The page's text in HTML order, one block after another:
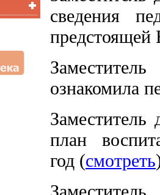
сведения
предстоящей
ознакомила
план
год (смотреть